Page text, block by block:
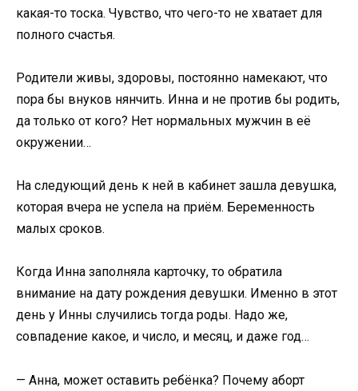
какая-то тоска. Чувство, что чего-то не хватает для
полного счастья.
Родители живы, здоровы, постоянно намекают, что
пора бы внуков нянчить. Инна и не против бы родить,
да только от кого? Нет нормальных мужчин в её
окружении…
На следующий день к ней в кабинет зашла девушка,
которая вчера не успела на приём. Беременность
малых сроков.
Когда Инна заполняла карточку, то обратила
внимание на дату рождения девушки. Именно в этот
день у Инны случились тогда роды. Надо же,
совпадение какое, и число, и месяц, и даже год…
— Анна, может оставить ребёнка? Почему аборт